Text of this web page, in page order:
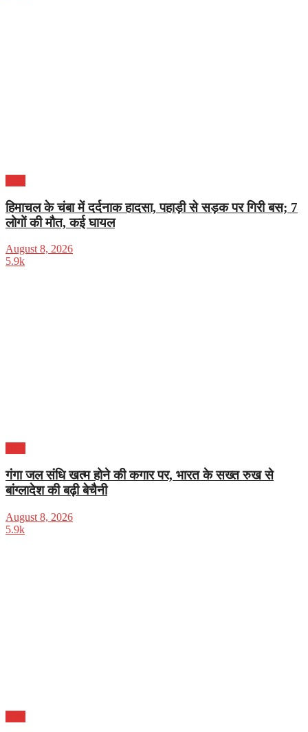
हिमाचल के चंबा में दर्दनाक हादसा, पहाड़ी से सड़क पर गिरी बस; 7
लोगों की मौत, कई घायल
August 8, 2026
5.9k
गंगा जल संधि खत्म होने की कगार पर, भारत के सख्त रुख से
बांग्लादेश की बढ़ी बेचैनी
August 8, 2026
5.9k